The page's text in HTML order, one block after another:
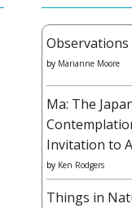
Observations
by Marianne Moore
Ma: The
Invitation to
by Ken Rodgers
Things in